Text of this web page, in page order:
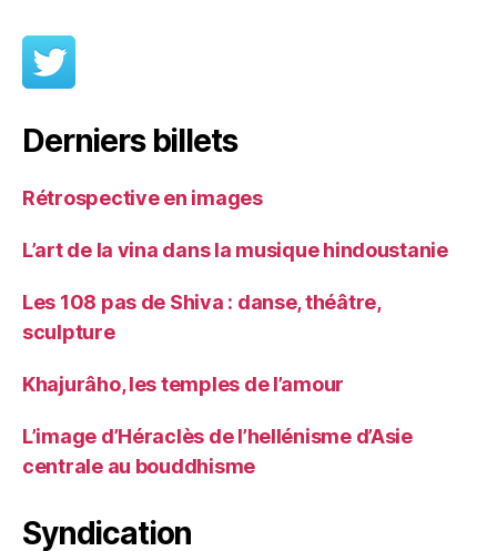
Derniers billets
Rétrospective en images
L’art de la vina dans la musique hindoustanie
Les 108 pas de Shiva : danse, théâtre,
sculpture
Khajurâho, les temples de l’amour
L’image d’Héraclès de l’hellénisme d’Asie
centrale au bouddhisme
Syndication